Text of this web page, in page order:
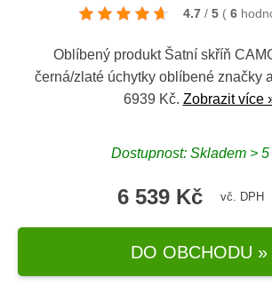
4.7 / 5 ( 6
Oblíbený produkt Šatní skříň
černá/zlaté úchytky oblíbené značky
6939 Kč. Zobrazit více
Dostupnost: Skladem > 5
6 539 Kč vč. DPH
DO OBCHODU »